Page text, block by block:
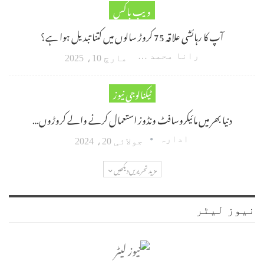
ویب باکس
آپ کا رہائشی علاقہ 75 کروڑ سالوں میں کتنا تبدیل ہوا ہے؟
رانا محمد امین اکبر مارچ 10، 2025
ٹیکنالوجی نیوز
دنیا بھر میں مائیکروسافٹ ونڈوز استعمال کرنے والے کروڑوں…
ادارہ جولائی 20، 2024
مزید تحریریں دیکھیں
نیوز لیٹر